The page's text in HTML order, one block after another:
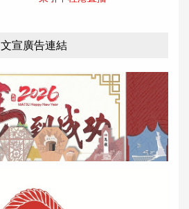
文宣廣告連結